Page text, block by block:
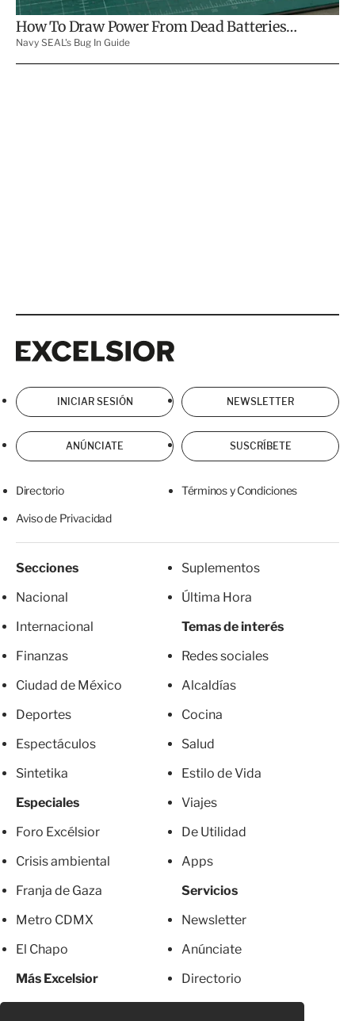
INICIAR SESIÓN NEWSLETTER
ANÚNCIATE SUSCRÍBETE
Directorio Términos y Condiciones
Aviso de Privacidad
Secciones
Nacional
Internacional
Finanzas
Ciudad de México
Deportes
Espectáculos
Sintetika
Especiales
Foro Excélsior
Crisis ambiental
Franja de Gaza
Metro CDMX
El Chapo
Más Excelsior
Suplementos
Última Hora
Temas de interés
Redes sociales
Alcaldías
Cocina
Salud
Estilo de Vida
Viajes
De Utilidad
Apps
Servicios
Newsletter
Anúnciate
Directorio